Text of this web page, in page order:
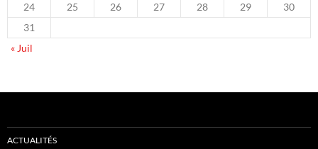
24
25 26 27 28 29
30
31
« Juil
ACTUALITÉS